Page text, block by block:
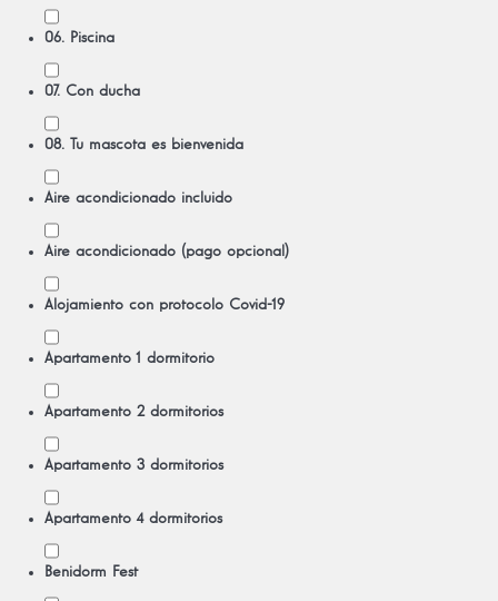
06. Piscina
07. Con ducha
08. Tu mascota es bienvenida
Aire acondicionado incluido
Aire acondicionado (pago opcional)
Alojamiento con protocolo Covid-19
Apartamento 1 dormitorio
Apartamento 2 dormitorios
Apartamento 3 dormitorios
Apartamento 4 dormitorios
Benidorm Fest